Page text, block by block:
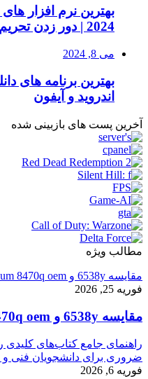
بهترین نرم افزار
2024 | دور زدن تحریم ها
می 8, 2024
اندروید و آیفون
آخرین پست های بازبینی شده
مطالب ویژه
مقایسه 6538y و intel xeon platinum 8470q oem
فوریه 25, 2026
مقایسه 6538y و intel xeon platinum 8470q oem
راهنمای جامع کتاب‌های کلیدی
ضروری برای دانشجویان فنی
فوریه 6, 2026